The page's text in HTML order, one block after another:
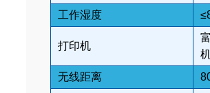
工作湿度
打印机
无线距离